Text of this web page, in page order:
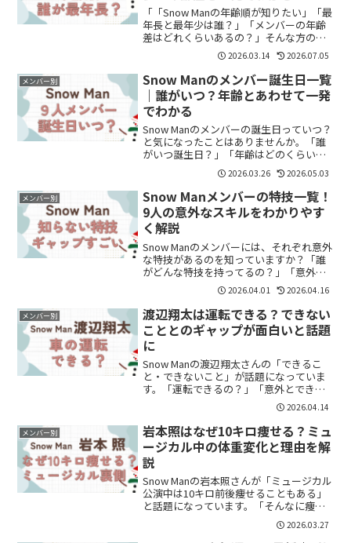
「「Snow Manの年齢順が知りたい」「最
年長と最年少は誰？」「メンバーの年齢
差はどれくらいあるの？」そんな方のた
めに、2026年最新の情報を一覧でまとめ
ました。結論からいうと、Snow Manは
1992年生まれから2003年生まれまでの...
2026.03.14 2026.07.05
メンバー別
Snow Manのメンバー誕生日一覧
｜誰がいつ？年齢とあわせて一発
でわかる
Snow Manのメンバーの誕生日っていつ？
と気になったことはありませんか。「誰
がいつ誕生日？」「年齢はどのくらい違
うの？」と気になる方も多いと思いま
す。結論から言うと、Snow Manは1992年
生まれから2003年生まれまでの9人で構
成...
2026.03.26 2026.05.03
メンバー別
Snow Manメンバーの特技一覧！
9人の意外なスキルをわかりやす
く解説
Snow Manのメンバーには、それぞれ意外
な特技があるのを知っていますか？「誰
がどんな特技を持ってるの？」「意外な
一面も知りたい」と気になる方も多いと
思います。この記事では、Snow Manメン
バー9人の特技を一覧でわかりやすくまと
めます...
2026.04.01 2026.04.16
メンバー別
渡辺翔太は運転できる？できない
こととのギャップが面白いと話題
に
Snow Manの渡辺翔太さんの「できるこ
と・できないこと」が話題になっていま
す。「運転できるの？」「意外とできな
いこと多い？」と気になっている方も多
いのではないでしょうか。結論から言う
と、渡辺翔太さんは運転はできるもの
の、生活系の手続きな...
2026.04.14
メンバー別
岩本照はなぜ10キロ痩せる？ミュ
ージカル中の体重変化と理由を解
説
Snow Manの岩本照さんが「ミュージカル
公演中は10キロ前後痩せることもある」
と話題になっています。「そんなに痩せ
るのはなぜ？」「体調は大丈夫？」と気
になった方も多いのではないでしょう
2026.03.27